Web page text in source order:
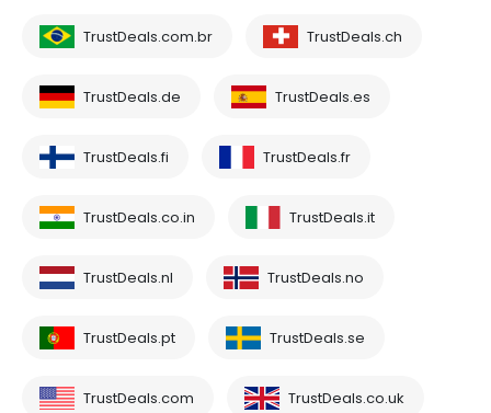
TrustDeals.com.br TrustDeals.ch
TrustDeals.de TrustDeals.es
TrustDeals.fi TrustDeals.fr
TrustDeals.co.in TrustDeals.it
TrustDeals.nl TrustDeals.no
TrustDeals.pt TrustDeals.se
TrustDeals.com TrustDeals.co.uk